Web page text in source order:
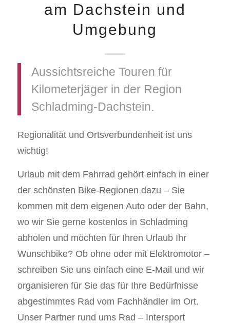
am Dachstein und
Umgebung
Aussichtsreiche Touren für
Kilometerjäger in der Region
Schladming-Dachstein.
Regionalität und Ortsverbundenheit ist uns
wichtig!
Urlaub mit dem Fahrrad gehört einfach in einer
der schönsten Bike-Regionen dazu – Sie
kommen mit dem eigenen Auto oder der Bahn,
wo wir Sie gerne kostenlos in Schladming
abholen und möchten für Ihren Urlaub Ihr
Wunschbike? Ob ohne oder mit Elektromotor –
schreiben Sie uns einfach eine E-Mail und wir
organisieren für Sie das für Ihre Bedürfnisse
abgestimmtes Rad vom Fachhändler im Ort.
Unser Partner rund ums Rad – Intersport